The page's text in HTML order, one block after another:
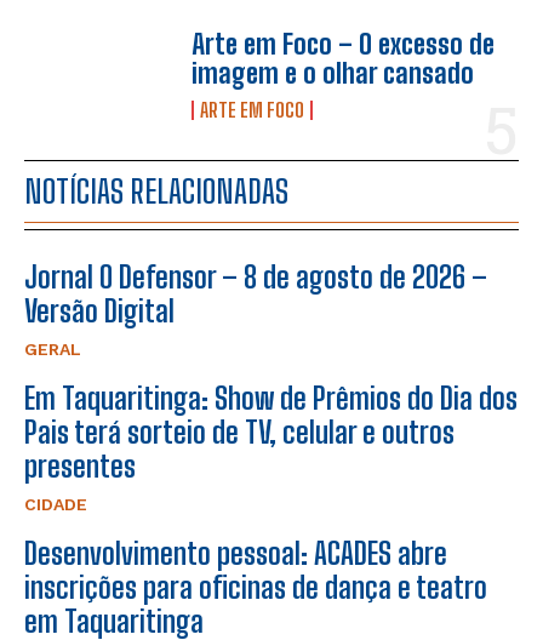
Arte em Foco – O excesso de
imagem e o olhar cansado
ARTE EM FOCO
NOTÍCIAS RELACIONADAS
Jornal O Defensor – 8 de agosto de 2026 –
Versão Digital
GERAL
Em Taquaritinga: Show de Prêmios do Dia dos
Pais terá sorteio de TV, celular e outros
presentes
CIDADE
Desenvolvimento pessoal: ACADES abre
inscrições para oficinas de dança e teatro
em Taquaritinga